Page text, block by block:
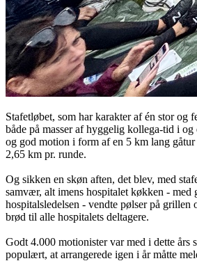
Stafetløbet, som har karakter af én stor og
både på masser af hyggelig kollega-tid i
og god motion i form af en 5 km lang gåtur
2,65 km pr. runde.
Og sikken en skøn aften, det blev, med
samvær, alt imens hospitalet køkken - med
hospitalsledelsen - vendte pølser på grillen
brød til alle hospitalets deltagere.
Godt 4.000 motionister var med i dette års
populært, at arrangerede igen i år måtte